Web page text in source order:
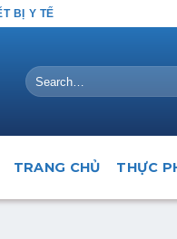
BỊ Y TẾ
Search
for:
TRANG CHỦ THỰC